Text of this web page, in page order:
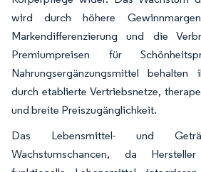
wird durch höhere
Markendifferenzierung und die
Premiumpreisen für
Nahrungsergänzungsmittel behalten
durch etablierte Vertriebsnetze,
und breite Preiszugänglichkeit.
Das Lebensmittel- und
Wachstumschancen, da